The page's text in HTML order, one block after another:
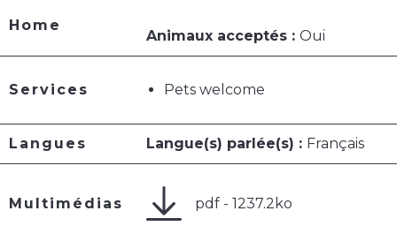
Home
Animaux acceptés : Oui
Services Pets welcome
Langues Langue(s) parlée(s) : Français
Multimédias pdf - 1237.2ko